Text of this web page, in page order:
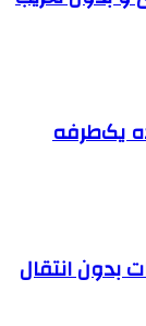
جاده یک‌طرفه
بدون انتقال